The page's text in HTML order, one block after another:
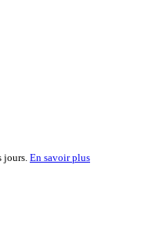
jours. En savoir plus